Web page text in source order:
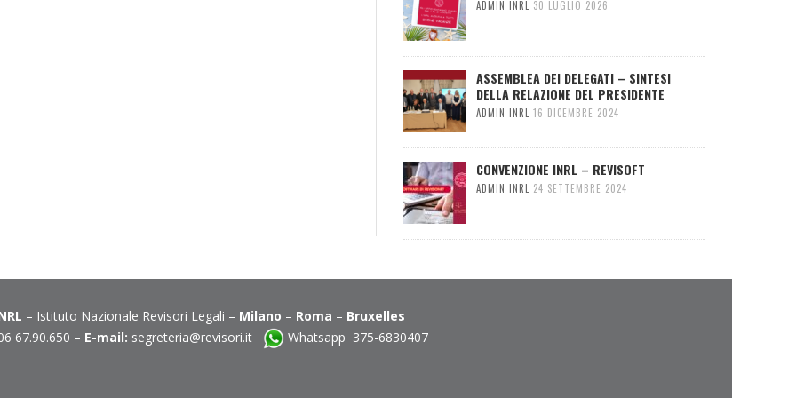
ADMIN INRL 30 LUGLIO 2026
ASSEMBLEA DEI DELEGATI – SINTESI
DELLA RELAZIONE DEL PRESIDENTE
ADMIN INRL 16 DICEMBRE 2024
CONVENZIONE INRL – REVISOFT
ADMIN INRL 24 SETTEMBRE 2024
– Istituto Nazionale Revisori Legali – Milano – Roma – Bruxelles
67.90.650 – E-mail: segreteria@revisori.it Whatsapp 375-6830407